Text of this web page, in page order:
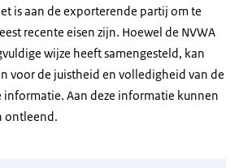
is aan de exporterende partij om te
recente eisen zijn. Hoewel de NVWA
wijze heeft samengesteld, kan
voor de juistheid en volledigheid van de
informatie. Aan deze informatie kunnen
ontleend.